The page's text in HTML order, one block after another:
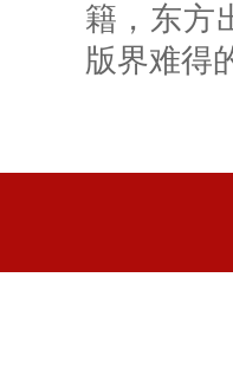
籍，东方
版界难得